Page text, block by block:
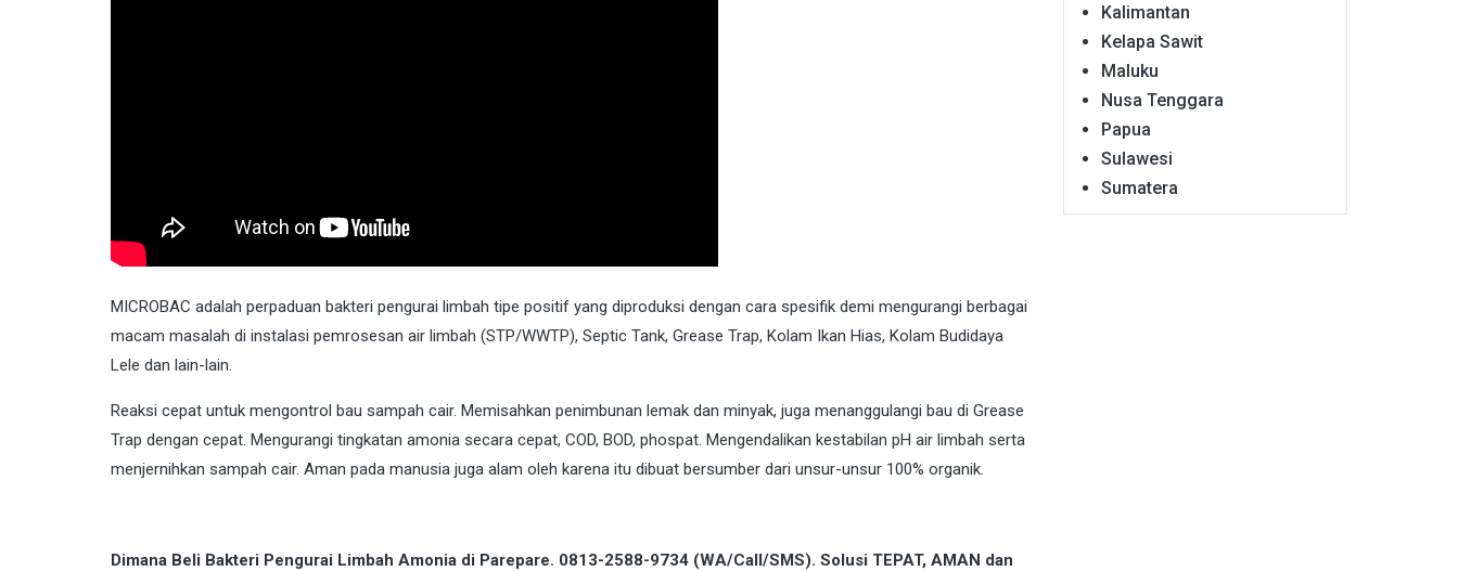
MICROBAC adalah perpaduan bakteri pengurai limbah tipe positif yang diproduksi dengan cara spesifik demi mengurangi berbagai
macam masalah di instalasi pemrosesan air limbah (STP/WWTP), Septic Tank, Grease Trap, Kolam Ikan Hias, Kolam Budidaya
Lele dan lain-lain.
Reaksi cepat untuk mengontrol bau sampah cair. Memisahkan penimbunan lemak dan minyak, juga menanggulangi bau di Grease
Trap dengan cepat. Mengurangi tingkatan amonia secara cepat, COD, BOD, phospat. Mengendalikan kestabilan pH air limbah serta
menjernihkan sampah cair. Aman pada manusia juga alam oleh karena itu dibuat bersumber dari unsur-unsur 100% organik.
Dimana Beli Bakteri Pengurai Limbah Amonia di Parepare. 0813-2588-9734 (WA/Call/SMS). Solusi TEPAT, AMAN dan
Kalimantan
Kelapa Sawit
Maluku
Nusa Tenggara
Papua
Sulawesi
Sumatera